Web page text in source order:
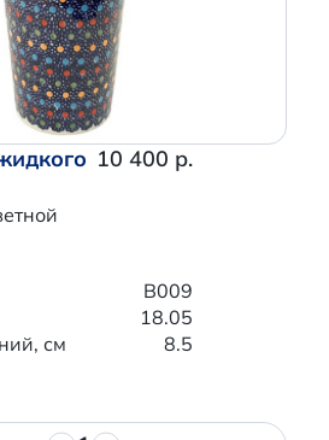
10 400 р.
B009
18.05
см
8.5